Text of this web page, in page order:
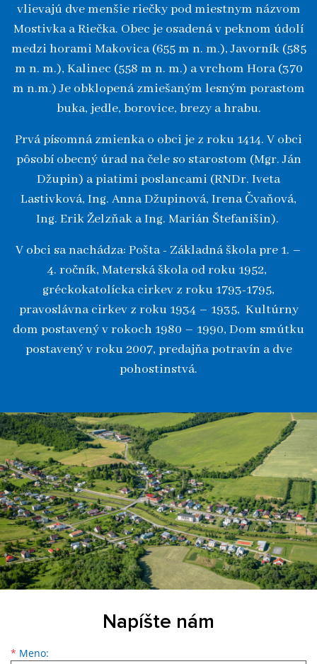
vlievajú dve menšie riečky pod miestnym názvom
Mostivka a Riečka. Obec je osadená v peknom údolí
medzi horami Makovica (655 m n. m.), Javorník (585
m n. m.), Kalinec (558 m n. m.) a vrchom Hora (370
m n.m.) Je obklopená zmiešaným lesným porastom
buka, jedle, borovice, brezy a hrabu.
Prvá písomná zmienka o obci je z roku 1414. V obci
pôsobí obecný úrad na čele so starostom (Mgr. Ján
Džupin) a piatimi poslancami (RNDr. Iveta
Lastivková, Ing. Anna Džupinová, Irena Čvaňová,
Ing. Erik Želzňak a Ing. Marián Štefanišin).
V obci sa nachádza: Pošta - Základná škola pre 1. –
4. ročník, Materská škola od roku 1952,
gréckokatolícka cirkev z roku 1793-1795,
pravoslávna cirkev z roku 1934 – 1935, Kultúrny
dom postavený v rokoch 1980 – 1990, Dom smútku
postavený v roku 2007, predajňa potravín a dve
pohostinstvá.
Napíšte nám
* Meno: